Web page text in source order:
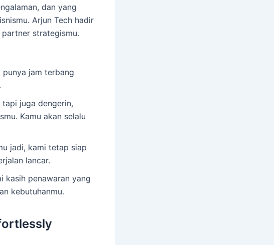
dan yang
Arjun Tech hadir
strategismu.
jam terbang
juga dengerin,
Kamu akan selalu
jadi, kami tetap siap
lancar.
kasih penawaran yang
kebutuhanmu.